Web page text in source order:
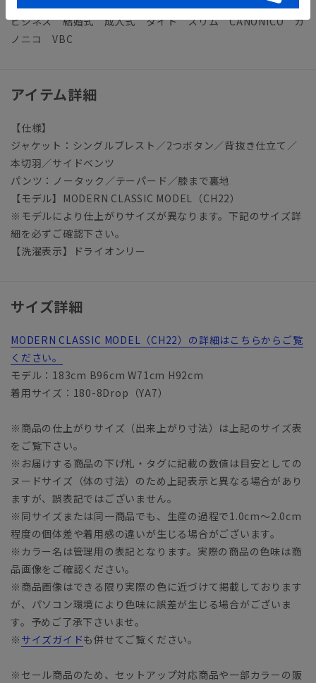
ビジネス 結婚式 成人式 タイト スリム CANONICO カ
ノニコ VBC
アイテム詳細
【仕様】
ジャケット：シングルブレスト／2つボタン／背抜き仕立て／
本切羽／サイドベンツ
パンツ：ノータック／テーパード／膝まで裏地
【モデル】MODERN CLASSIC MODEL（CH22）
※モデルにより仕上がりサイズが異なります。下記のサイズ詳
細を必ずご確認下さい。
【洗濯表示】ドライオンリー
サイズ詳細
MODERN CLASSIC MODEL（CH22）の詳細はこちらからご覧
ください。
モデル：183cm B96cm W71cm H92cm
着用サイズ：180-8Drop（YA7）
※商品の仕上がりサイズ（出来上がり寸法）は上記のサイズ表
をご覧下さい。
※お届けする商品の下げ札・タグに記載の数値は目安としての
ヌードサイズ（体の寸法）のため上記表示と異なる場合があり
ますが、誤表記ではございません。
※同サイズまたは同一商品でも、生産の過程で1.0cm～2.0cm
程度の個体差や着用感の違いが生じる場合がございます。
※カラー名は管理用の表記となります。実際の商品の色味は商
品画像をご確認ください。
※商品画像はできる限り実際の色に近づけて掲載しております
が、パソコン環境により色味に誤差が生じる場合がございま
す。予めご了承下さいませ。
※ サイズガイドも併せてご覧ください。
※セール商品のため、セットアップ対応商品や一部カラーの販